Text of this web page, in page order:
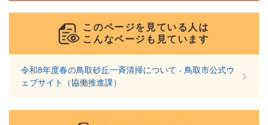
このページを見ている人は
こんなページも見ています
令和8年度春の鳥取砂丘一斉清掃について - 鳥取市公式ウ
ェブサイト（協働推進課）